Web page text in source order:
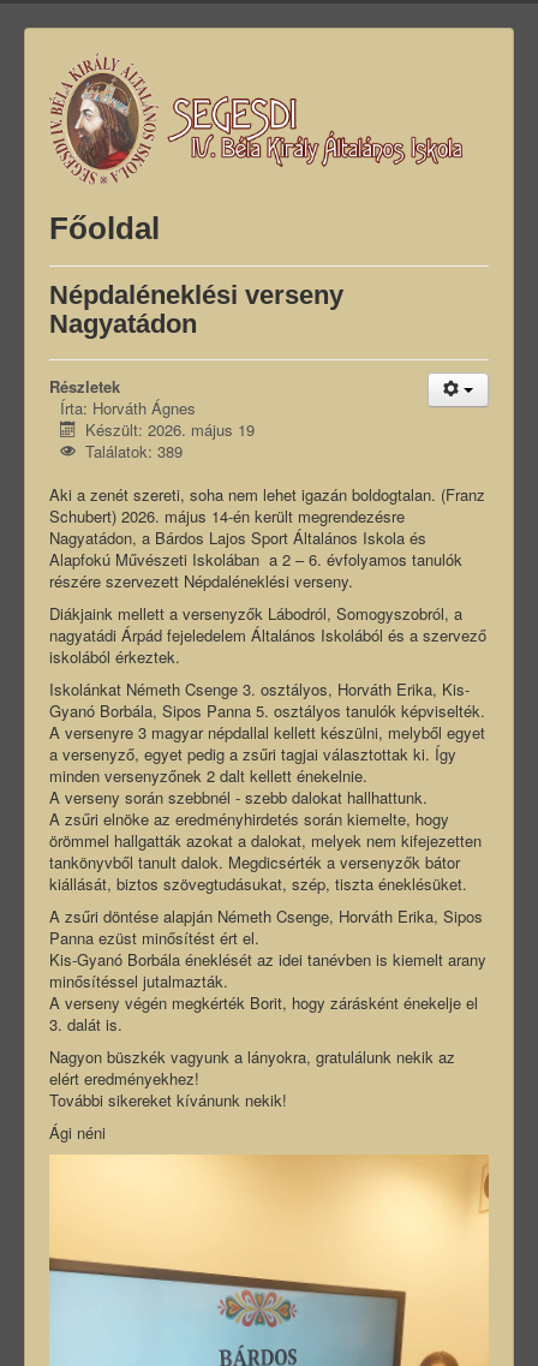
Főoldal
Népdaléneklési verseny
Nagyatádon
Részletek
Írta: Horváth Ágnes
Készült: 2026. május 19
Találatok: 389
Aki a zenét szereti, soha nem lehet igazán boldogtalan. (Franz
Schubert) 2026. május 14-én került megrendezésre
Nagyatádon, a Bárdos Lajos Sport Általános Iskola és
Alapfokú Művészeti Iskolában a 2 – 6. évfolyamos tanulók
részére szervezett Népdaléneklési verseny.
Diákjaink mellett a versenyzők Lábodról, Somogyszobról, a
nagyatádi Árpád fejeledelem Általános Iskolából és a szervező
iskolából érkeztek.
Iskolánkat Németh Csenge 3. osztályos, Horváth Erika, Kis-
Gyanó Borbála, Sipos Panna 5. osztályos tanulók képviselték.
A versenyre 3 magyar népdallal kellett készülni, melyből egyet
a versenyző, egyet pedig a zsűri tagjai választottak ki. Így
minden versenyzőnek 2 dalt kellett énekelnie.
A verseny során szebbnél - szebb dalokat hallhattunk.
A zsűri elnöke az eredményhirdetés során kiemelte, hogy
örömmel hallgatták azokat a dalokat, melyek nem kifejezetten
tankönyvből tanult dalok. Megdicsérték a versenyzők bátor
kiállását, biztos szövegtudásukat, szép, tiszta éneklésüket.
A zsűri döntése alapján Németh Csenge, Horváth Erika, Sipos
Panna ezüst minősítést ért el.
Kis-Gyanó Borbála éneklését az idei tanévben is kiemelt arany
minősítéssel jutalmazták.
A verseny végén megkérték Borit, hogy zárásként énekelje el
3. dalát is.
Nagyon büszkék vagyunk a lányokra, gratulálunk nekik az
elért eredményekhez!
További sikereket kívánunk nekik!
Ági néni